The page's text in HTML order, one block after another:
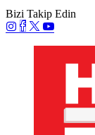
Bizi Takip Edin